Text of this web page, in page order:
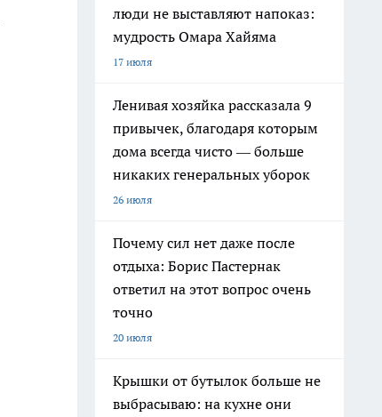
люди не выставляют напоказ:
мудрость Омара Хайяма
17 июля
Ленивая хозяйка рассказала 9
привычек, благодаря которым
дома всегда чисто — больше
никаких генеральных уборок
26 июля
Почему сил нет даже после
отдыха: Борис Пастернак
ответил на этот вопрос очень
точно
20 июля
Крышки от бутылок больше не
выбрасываю: на кухне они